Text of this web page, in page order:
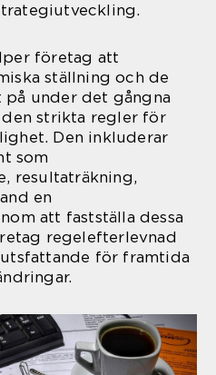
företag att
ställning och de
under det gångna
strikta regler för
Den inkluderar
som
resultaträkning,
en
att fastställa dessa
regelefterlevnad
för framtida